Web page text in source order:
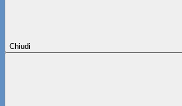
Chiudi